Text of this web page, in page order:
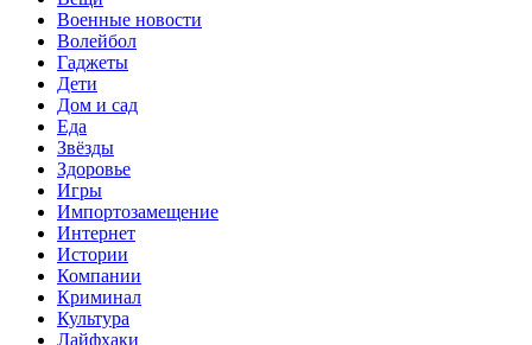
Военные новости
Волейбол
Гаджеты
Дети
Дом и сад
Еда
Звёзды
Здоровье
Игры
Импортозамещение
Интернет
Истории
Компании
Криминал
Культура
Лайфхаки